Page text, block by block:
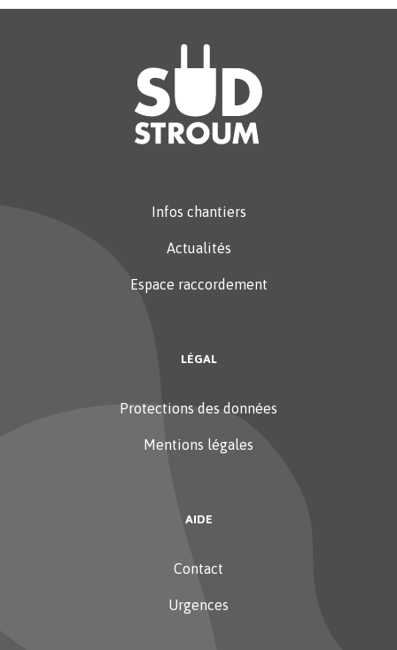
Infos chantiers
Actualités
Espace raccordement
LÉGAL
Protections des données
Mentions légales
AIDE
Contact
Urgences